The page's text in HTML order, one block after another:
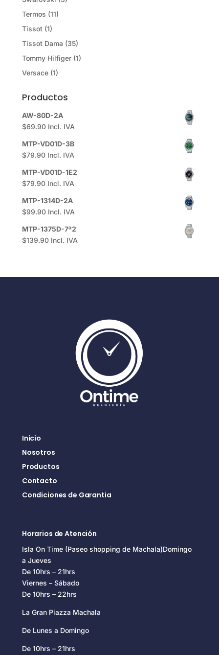
Termos (11)
Tissot (1)
Tissot Dama (35)
Tommy Hilfiger (1)
Versace (1)
Productos
AW-80D-2A
$69.90 Incl. IVA
MTP-VD01D-3B
$79.90 Incl. IVA
MTP-VD01D-1E2
$79.90 Incl. IVA
MTP-1314D-2A
$99.90 Incl. IVA
MTP-1375D-7ª2
$139.90 Incl. IVA
Inicio
Nosotros
Productos
Contacto
Condiciones de Garantia
Horarios de Atención
Isla On Time (Paseo shopping de Machala)Domingo
a Jueves
De 10hrs – 21hrs
Viernes – Sábado
De 10hrs – 22hrs
La Gran Piazza Machala
De Lunes a Domingo
De 10hrs – 21hrs